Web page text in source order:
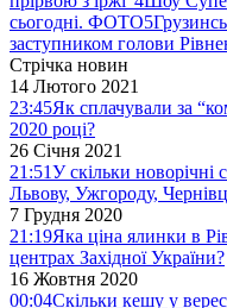
сьогодні. ФОТО5
заступником голови
Стрічка новин
14 Лютого 2021
23:45Як сплачували за
2020 році?
26 Січня 2021
21:51У скільки новорічні
Львову, Ужгороду,
7 Грудня 2020
21:19Яка ціна ялинки в
центрах Західної України?
16 Жовтня 2020
00:04Скільки кешу у